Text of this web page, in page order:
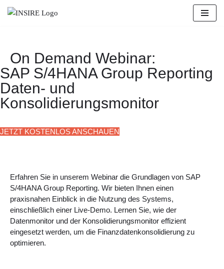
On Demand Webinar:
SAP S/4HANA Group Reporting
Daten- und
Konsolidierungsmonitor
JETZT KOSTENLOS ANSCHAUEN
Erfahren Sie in unserem Webinar die Grundlagen von SAP
S/4HANA Group Reporting. Wir bieten Ihnen einen
praxisnahen Einblick in die Nutzung des Systems,
einschließlich einer Live-Demo. Lernen Sie, wie der
Datenmonitor und der Konsolidierungsmonitor effizient
eingesetzt werden, um die Finanzdatenkonsolidierung zu
optimieren.